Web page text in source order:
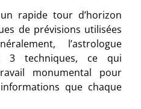
rapide tour d’horizon
de prévisions utilisées
l’astrologue
3 techniques, ce qui
monumental pour
que chaque